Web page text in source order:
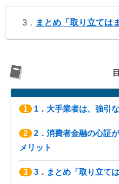
3． まとめ「取り立ては
1 1．大手業者は、強引
2
2．消費者金融の心証
メリット
3 3．まとめ「取り立て